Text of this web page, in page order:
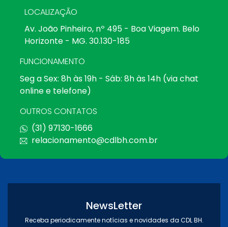
LOCALIZAÇÃO
Av. João Pinheiro, nº 495 - Boa Viagem. Belo
Horizonte - MG. 30.130-185
FUNCIONAMENTO
Seg a Sex: 8h às 19h - Sáb: 8h às 14h (via chat
online e telefone)
OUTROS CONTATOS
(31) 97130-1666
relacionamento@cdlbh.com.br
NewsLetter
Receba periodicamente notícias e novidades da CDL BH.